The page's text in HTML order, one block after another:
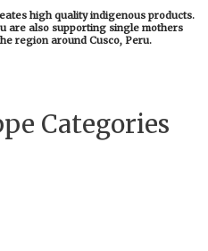
high quality indigenous products.
are also supporting single mothers
region around Cusco, Peru.
Categories​